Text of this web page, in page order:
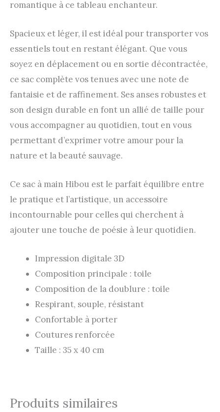
romantique à ce tableau enchanteur.
Spacieux et léger, il est idéal pour transporter vos
essentiels tout en restant élégant. Que vous
soyez en déplacement ou en sortie décontractée,
ce sac complète vos tenues avec une note de
fantaisie et de raffinement. Ses anses robustes et
son design durable en font un allié de taille pour
vous accompagner au quotidien, tout en vous
permettant d’exprimer votre amour pour la
nature et la beauté sauvage.
Ce sac à main Hibou est le parfait équilibre entre
le pratique et l’artistique, un accessoire
incontournable pour celles qui cherchent à
ajouter une touche de poésie à leur quotidien.
Impression digitale 3D
Composition principale : toile
Composition de la doublure : toile
Respirant, souple, résistant
Confortable à porter
Coutures renforcée
Taille : 35 x 40 cm
Produits similaires